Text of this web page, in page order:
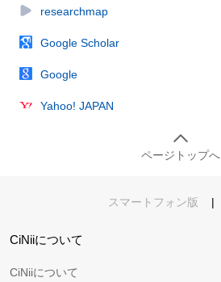
researchmap
Google Scholar
Google
Yahoo! JAPAN
ページトップへ
スマートフォン版 |
CiNiiについて
CiNiiについて